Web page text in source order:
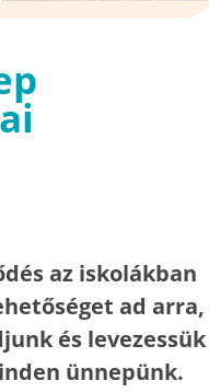
az iskolákban
ad arra,
és levezessük
ünnepünk.